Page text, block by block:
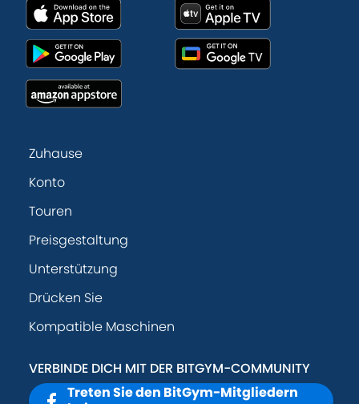
Zuhause
Konto
Touren
Preisgestaltung
Unterstützung
Drücken Sie
Kompatible Maschinen
VERBINDE DICH MIT DER BITGYM-COMMUNITY
Treten Sie den BitGym-Mitgliedern